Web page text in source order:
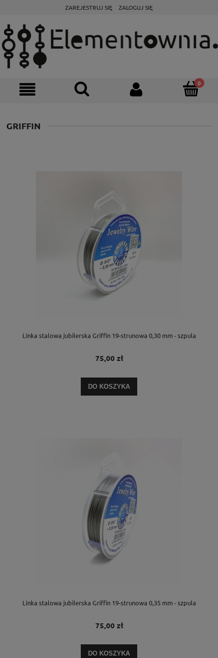
ZAREJESTRUJ SIĘ ZALOGUJ SIĘ
GRIFFIN
Linka stalowa jubilerska Griffin 19-strunowa 0,30 mm - szpula
75,00 zł
DO KOSZYKA
Linka stalowa jubilerska Griffin 19-strunowa 0,35 mm - szpula
75,00 zł
DO KOSZYKA